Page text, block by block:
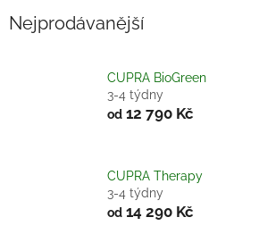
Nejprodávanější
CUPRA BioGreen
3-4 týdny
od 12 790 Kč
CUPRA Therapy
3-4 týdny
od 14 290 Kč